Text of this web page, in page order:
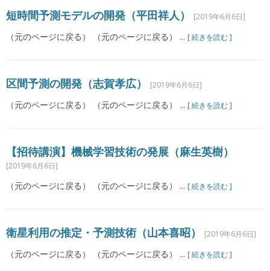
短時間予測モデルの開発（平田祥人） [2019年6月6日]
（元のページに戻る） （元のページに戻る） ... [ 続きを読む ]
区間予測の開発（志賀孝広） [2019年6月6日]
（元のページに戻る） （元のページに戻る） ... [ 続きを読む ]
【招待講演】機械学習技術の発展（麻生英樹）
[2019年6月6日]
（元のページに戻る） （元のページに戻る） ... [ 続きを読む ]
衛星利用の推定・予測技術（山本喜昭） [2019年6月6日]
（元のページに戻る） （元のページに戻る） ... [ 続きを読む ]